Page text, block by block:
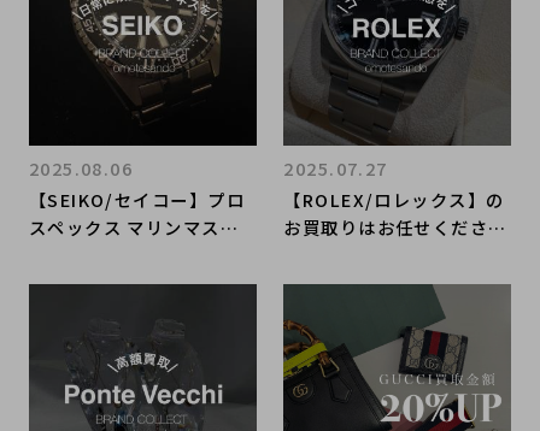
【SEIKO/セイコー】プロ
スペックス マリンマスタ
が蘇る時計の魅力とは 時
にお任せください
2025.08.06
【ROLEX/ロレックス】の
お買取りはお任せくださ
ュアル 36 Ref.116000、
洗練と実用性が融合したタ
イムレスな1本。
2025.07.27